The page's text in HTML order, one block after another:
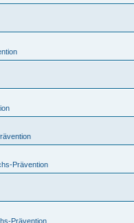
Prävention
Prävention